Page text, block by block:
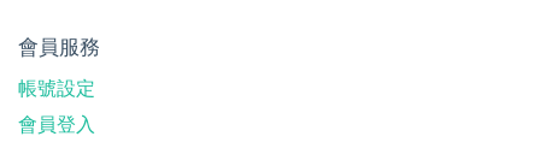
會員服務
帳號設定
會員登入